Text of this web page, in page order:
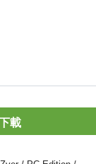
載